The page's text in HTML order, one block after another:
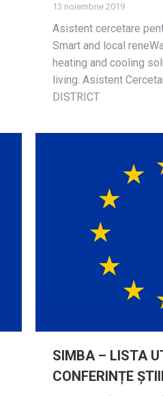
13 noiembrie 2019
Asistent cercetare
Smart and local
heating and cooling
living. Asistent
DISTRICT
SIMBA – LISTA
CONFERINȚE